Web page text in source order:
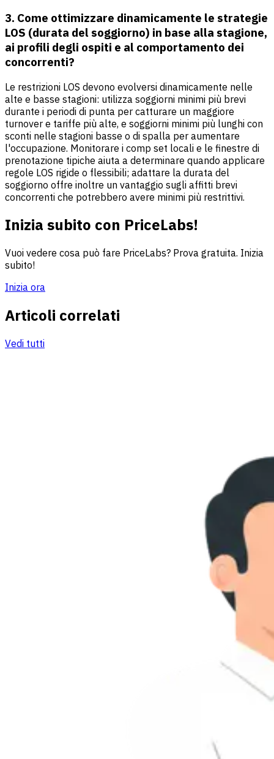
3. Come ottimizzare dinamicamente le strategie
LOS (durata del soggiorno) in base alla stagione,
ai profili degli ospiti e al comportamento dei
concorrenti?
Le restrizioni LOS devono evolversi dinamicamente nelle
alte e basse stagioni: utilizza soggiorni minimi più brevi
durante i periodi di punta per catturare un maggiore
turnover e tariffe più alte, e soggiorni minimi più lunghi con
sconti nelle stagioni basse o di spalla per aumentare
l'occupazione. Monitorare i comp set locali e le finestre di
prenotazione tipiche aiuta a determinare quando applicare
regole LOS rigide o flessibili; adattare la durata del
soggiorno offre inoltre un vantaggio sugli affitti brevi
concorrenti che potrebbero avere minimi più restrittivi.
Inizia subito con PriceLabs!
Vuoi vedere cosa può fare PriceLabs? Prova gratuita. Inizia
subito!
Inizia ora
Articoli correlati
Vedi tutti